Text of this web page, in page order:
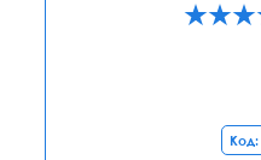
Код: